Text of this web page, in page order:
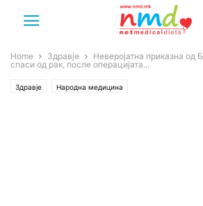
Home Здравје
Неверојатна приказна од
спаси од рак, после операцијата...
Здравје Народна медицина